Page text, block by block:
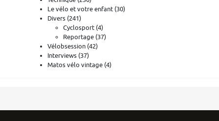
Le vélo et votre enfant (30)
Divers (241)
Cyclosport (4)
Reportage (37)
Vélobsession (42)
Interviews (37)
Matos vélo vintage (4)